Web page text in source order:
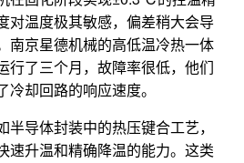
对温度极其敏感，偏差稍大会导
南京星德机械的高低温冷热一体
行了三个月，故障率很低，他们
却回路的响应速度。
导体封装中的热压键合工艺，
速升温和精确降温的能力。这类